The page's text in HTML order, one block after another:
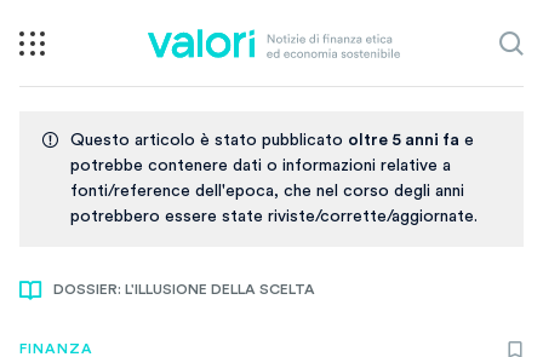
Questo articolo è stato pubblicato oltre 5 anni fa e
potrebbe contenere dati o informazioni relative a
fonti/reference dell'epoca, che nel corso degli anni
potrebbero essere state riviste/corrette/aggiornate.
DOSSIER: L'ILLUSIONE DELLA SCELTA
FINANZA